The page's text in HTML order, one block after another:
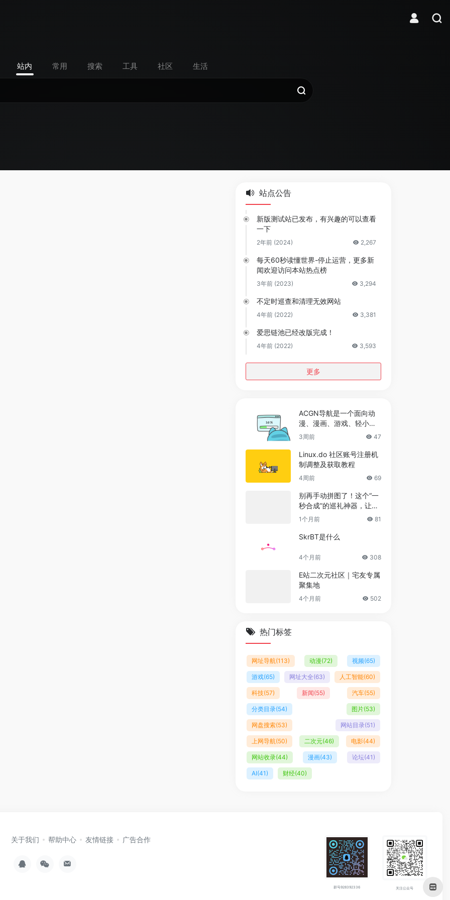
站内 常用 搜索 工具 社区 生活
站点公告
新版测试站已发布，有兴趣的可以查看
一下
2年前 (2024) 2,267
每天60秒读懂世界-停止运营，更多新
闻欢迎访问本站热点榜
3年前 (2023) 3,294
不定时巡查和清理无效网站
4年前 (2022) 3,381
爱思链池已经改版完成！
4年前 (2022) 3,593
更多
ACGN导航是一个面向动
漫、漫画、游戏、轻小说
及二次元文化爱好者的垂
3周前 47
Linux.do 社区账号注册机
制调整及获取教程
4周前 69
别再手动拼图了！这个“一
秒合成”的巡礼神器，让修
图时间归零
1个月前 81
SkrBT是什么
4个月前 308
E站二次元社区｜宅友专属
聚集地
4个月前 502
热门标签
网址导航(113) 动漫(72) 视频(65)
游戏(65) 网址大全(63) 人工智能(60)
科技(57) 新闻(55) 汽车(55)
分类目录(54) 图片(53)
网盘搜索(53) 网站目录(51)
上网导航(50) 二次元(46) 电影(44)
网站收录(44) 漫画(43) 论坛(41)
AI(41) 财经(40)
关于我们 帮助中心 友情链接 广告合作
群号928392336 关注公众号